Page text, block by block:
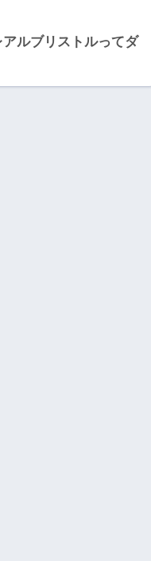
アルブリストルってダ